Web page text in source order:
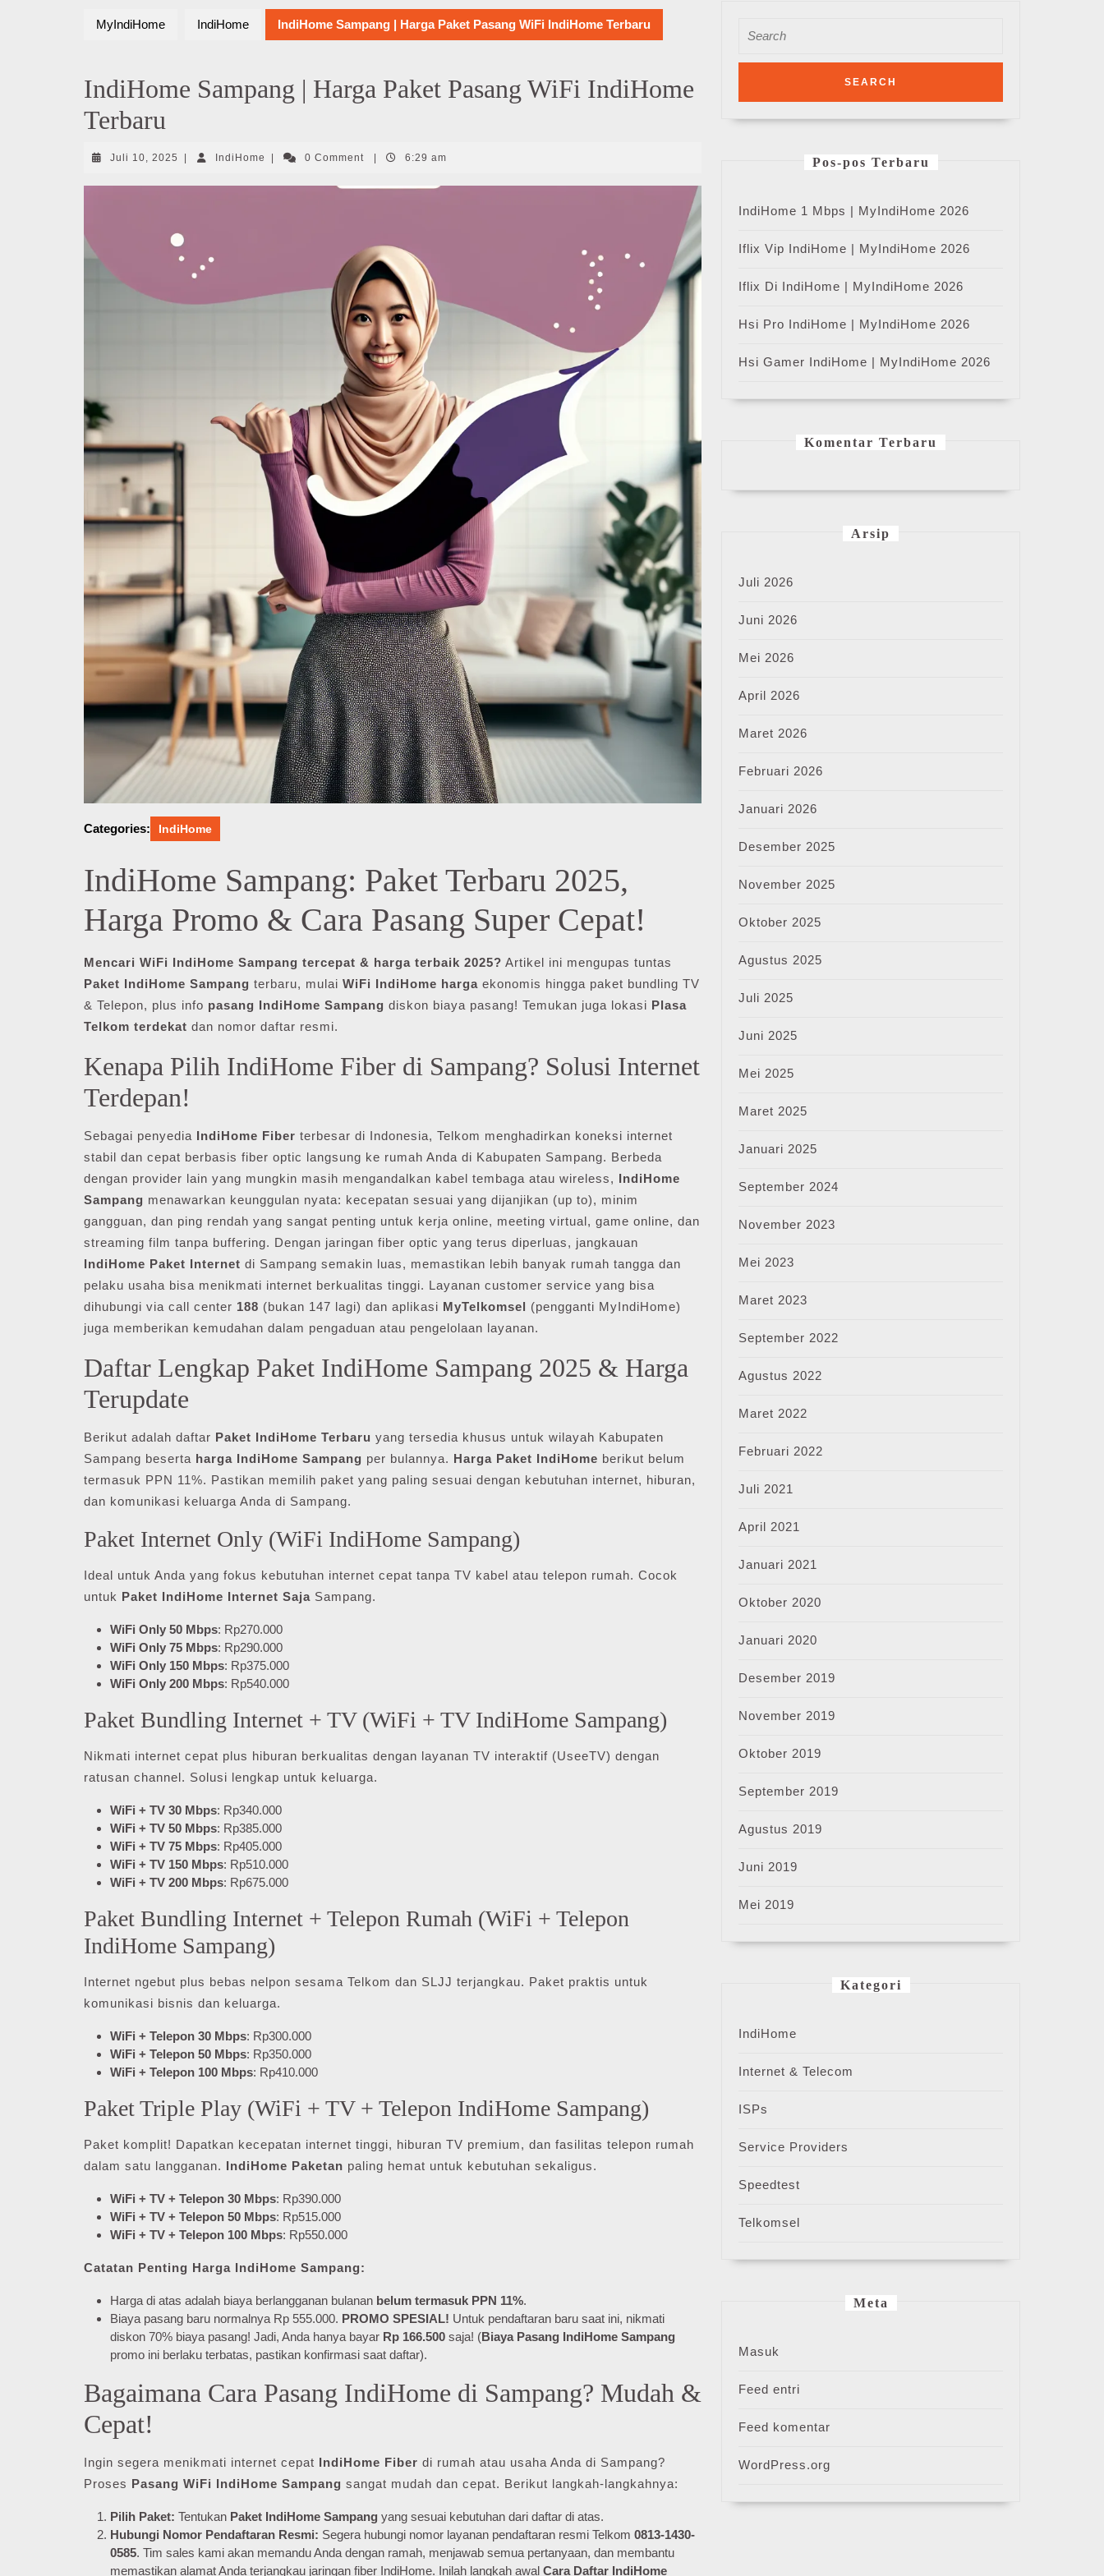
MyIndiHome IndiHome IndiHome Sampang | Harga Paket Pasang WiFi IndiHome Terbaru
IndiHome Sampang | Harga Paket Pasang WiFi IndiHome
Terbaru
Juli 10, 2025 Juli
2025
IndiHome IndiHome0 Comment 6:29 am
Categories: IndiHome
IndiHome Sampang: Paket Terbaru 2025,
Harga Promo & Cara Pasang Super Cepat!
Mencari WiFi IndiHome Sampang tercepat & harga terbaik 2025? Artikel ini mengupas tuntas
Paket IndiHome Sampang terbaru, mulai WiFi IndiHome harga ekonomis hingga paket bundling TV
& Telepon, plus info pasang IndiHome Sampang diskon biaya pasang! Temukan juga lokasi Plasa
Telkom terdekat dan nomor daftar resmi.
Kenapa Pilih IndiHome Fiber di Sampang? Solusi Internet
Terdepan!
Sebagai penyedia IndiHome Fiber terbesar di Indonesia, Telkom menghadirkan koneksi internet
stabil dan cepat berbasis fiber optic langsung ke rumah Anda di Kabupaten Sampang. Berbeda
dengan provider lain yang mungkin masih mengandalkan kabel tembaga atau wireless, IndiHome
Sampang menawarkan keunggulan nyata: kecepatan sesuai yang dijanjikan (up to), minim
gangguan, dan ping rendah yang sangat penting untuk kerja online, meeting virtual, game online, dan
streaming film tanpa buffering. Dengan jaringan fiber optic yang terus diperluas, jangkauan
IndiHome Paket Internet di Sampang semakin luas, memastikan lebih banyak rumah tangga dan
pelaku usaha bisa menikmati internet berkualitas tinggi. Layanan customer service yang bisa
dihubungi via call center 188 (bukan 147 lagi) dan aplikasi MyTelkomsel (pengganti MyIndiHome)
juga memberikan kemudahan dalam pengaduan atau pengelolaan layanan.
Daftar Lengkap Paket IndiHome Sampang 2025 & Harga
Terupdate
Berikut adalah daftar Paket IndiHome Terbaru yang tersedia khusus untuk wilayah Kabupaten
Sampang beserta harga IndiHome Sampang per bulannya. Harga Paket IndiHome berikut belum
termasuk PPN 11%. Pastikan memilih paket yang paling sesuai dengan kebutuhan internet, hiburan,
dan komunikasi keluarga Anda di Sampang.
Paket Internet Only (WiFi IndiHome Sampang)
Ideal untuk Anda yang fokus kebutuhan internet cepat tanpa TV kabel atau telepon rumah. Cocok
untuk Paket IndiHome Internet Saja Sampang.
WiFi Only 50 Mbps: Rp270.000
WiFi Only 75 Mbps: Rp290.000
WiFi Only 150 Mbps: Rp375.000
WiFi Only 200 Mbps: Rp540.000
Paket Bundling Internet + TV (WiFi + TV IndiHome Sampang)
Nikmati internet cepat plus hiburan berkualitas dengan layanan TV interaktif (UseeTV) dengan
ratusan channel. Solusi lengkap untuk keluarga.
WiFi + TV 30 Mbps: Rp340.000
WiFi + TV 50 Mbps: Rp385.000
WiFi + TV 75 Mbps: Rp405.000
WiFi + TV 150 Mbps: Rp510.000
WiFi + TV 200 Mbps: Rp675.000
Paket Bundling Internet + Telepon Rumah (WiFi + Telepon
IndiHome Sampang)
Internet ngebut plus bebas nelpon sesama Telkom dan SLJJ terjangkau. Paket praktis untuk
komunikasi bisnis dan keluarga.
WiFi + Telepon 30 Mbps: Rp300.000
WiFi + Telepon 50 Mbps: Rp350.000
WiFi + Telepon 100 Mbps: Rp410.000
Paket Triple Play (WiFi + TV + Telepon IndiHome Sampang)
Paket komplit! Dapatkan kecepatan internet tinggi, hiburan TV premium, dan fasilitas telepon rumah
dalam satu langganan. IndiHome Paketan paling hemat untuk kebutuhan sekaligus.
WiFi + TV + Telepon 30 Mbps: Rp390.000
WiFi + TV + Telepon 50 Mbps: Rp515.000
WiFi + TV + Telepon 100 Mbps: Rp550.000
Catatan Penting Harga IndiHome Sampang:
Harga di atas adalah biaya berlangganan bulanan belum termasuk PPN 11%.
Biaya pasang baru normalnya Rp 555.000. PROMO SPESIAL! Untuk pendaftaran baru saat ini, nikmati
diskon 70% biaya pasang! Jadi, Anda hanya bayar Rp 166.500 saja! (Biaya Pasang IndiHome Sampang
promo ini berlaku terbatas, pastikan konfirmasi saat daftar).
Bagaimana Cara Pasang IndiHome di Sampang? Mudah &
Cepat!
Ingin segera menikmati internet cepat IndiHome Fiber di rumah atau usaha Anda di Sampang?
Proses Pasang WiFi IndiHome Sampang sangat mudah dan cepat. Berikut langkah-langkahnya:
Pilih Paket: Tentukan Paket IndiHome Sampang yang sesuai kebutuhan dari daftar di atas.
Hubungi Nomor Pendaftaran Resmi: Segera hubungi nomor layanan pendaftaran resmi Telkom 0813-1430-
0585. Tim sales kami akan memandu Anda dengan ramah, menjawab semua pertanyaan, dan membantu
memastikan alamat Anda terjangkau jaringan fiber IndiHome. Inilah langkah awal Cara Daftar IndiHome
for:
Pos-pos Terbaru
IndiHome 1 Mbps | MyIndiHome 2026
Iflix Vip IndiHome | MyIndiHome 2026
Iflix Di IndiHome | MyIndiHome 2026
Hsi Pro IndiHome | MyIndiHome 2026
Hsi Gamer IndiHome | MyIndiHome 2026
Komentar Terbaru
Arsip
Juli 2026
Juni 2026
Mei 2026
April 2026
Maret 2026
Februari 2026
Januari 2026
Desember 2025
November 2025
Oktober 2025
Agustus 2025
Juli 2025
Juni 2025
Mei 2025
Maret 2025
Januari 2025
September 2024
November 2023
Mei 2023
Maret 2023
September 2022
Agustus 2022
Maret 2022
Februari 2022
Juli 2021
April 2021
Januari 2021
Oktober 2020
Januari 2020
Desember 2019
November 2019
Oktober 2019
September 2019
Agustus 2019
Juni 2019
Mei 2019
Kategori
IndiHome
Internet & Telecom
ISPs
Service Providers
Speedtest
Telkomsel
Meta
Masuk
Feed entri
Feed komentar
WordPress.org